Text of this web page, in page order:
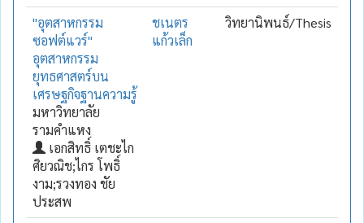
"อุตสาหกรรม
ซอฟต์แวร์"
อุตสาหกรรม
ยุทธศาสตร์บน
เศรษฐกิจฐานความรู้
มหาวิทยาลัย
รามคำแหง
เอกสิทธิ์ เตชะไก
ศิยวณิช;ไกร โพธิ์
งาม;รวงทอง ชัย
ประสพ
ชเนตร
แก้วเล็ก
วิทยานิพนธ์/Thesis